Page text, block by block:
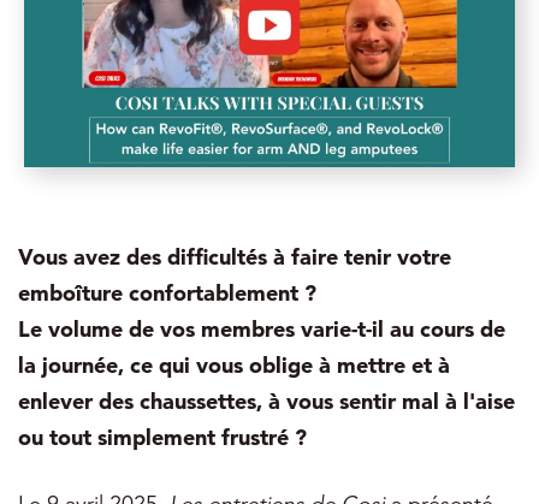
Vous avez des difficultés à faire tenir votre
emboîture confortablement ?
Le volume de vos membres varie-t-il au cours de
la journée, ce qui vous oblige à mettre et à
enlever des chaussettes, à vous sentir mal à l'aise
ou tout simplement frustré ?